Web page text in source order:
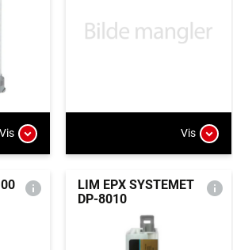
Vis Vis
LIM EPX SYSTEMET
DP-8010